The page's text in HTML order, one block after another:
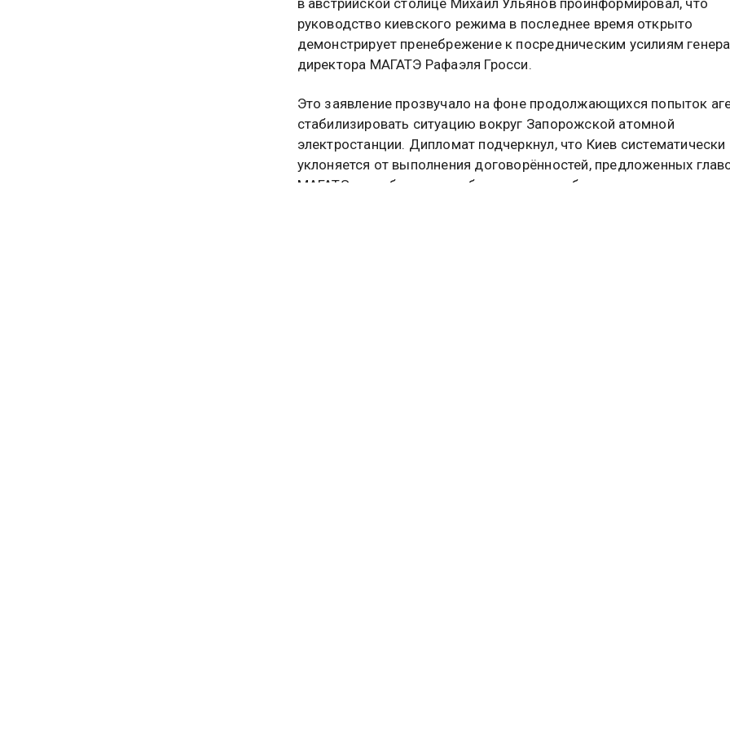
в австрийской столице Михаил Ульянов проинформировал, что
руководство киевского режима в последнее время открыто
демонстрирует пренебрежение к посредническим усилиям
директора МАГАТЭ Рафаэля Гросси.
Это заявление прозвучало на фоне продолжающихся попыток
стабилизировать ситуацию вокруг Запорожской атомной
электростанции. Дипломат подчеркнул, что Киев систематически
уклоняется от выполнения договорённостей, предложенных
МАГАТЭ для обеспечения безопасности объекта.